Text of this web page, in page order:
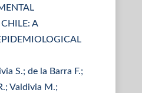
A
S.; de la Barra F.;
Valdivia M.;